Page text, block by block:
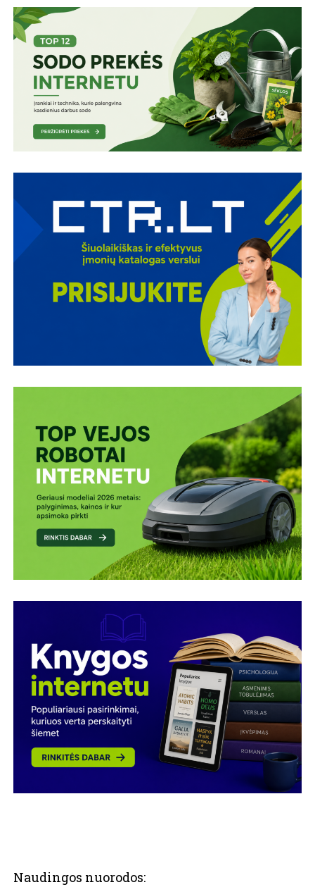
Naudingos nuorodos: